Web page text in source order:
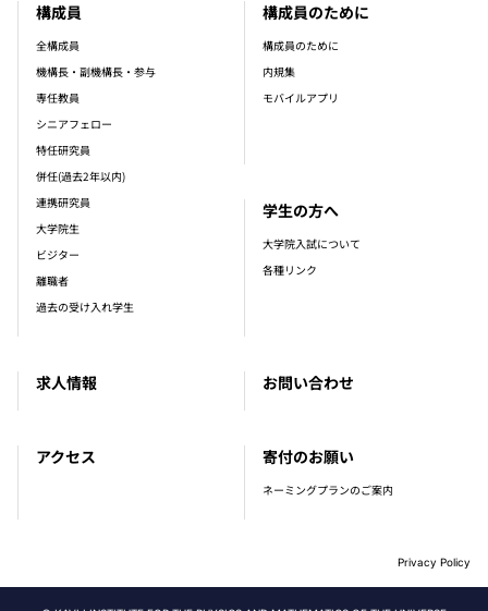
構成員
全構成員
機構長・副機構長・参与
専任教員
シニアフェロー
特任研究員
併任(過去2年以内)
連携研究員
大学院生
ビジター
離職者
過去の受け入れ学生
求人情報
構成員のために
構成員のために
内規集
モバイルアプリ
学生の方へ
大学院入試について
各種リンク
アクセス
お問い合わせ
寄付のお願い
ネーミングプランのご案内
Privacy Policy